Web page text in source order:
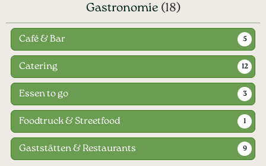
Gastronomie (18)
Café & Bar 5
Catering 12
Essen to go 3
Foodtruck & Streetfood 1
Gaststätten & Restaurants 9